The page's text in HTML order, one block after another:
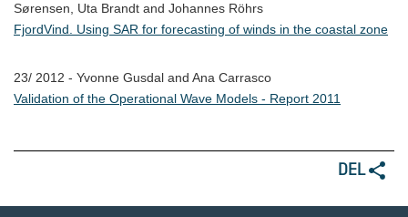
Sørensen, Uta Brandt and Johannes Röhrs
FjordVind. Using SAR for forecasting of winds in the coastal zone
23/ 2012 - Yvonne Gusdal and Ana Carrasco
Validation of the Operational Wave Models - Report 2011
DEL